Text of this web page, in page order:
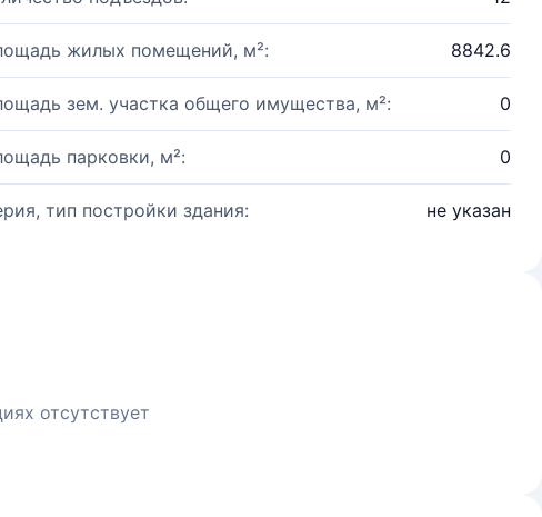
жилых помещений, м²: 8842.6
зем. участка общего имущества, м²: 0
парковки, м²: 0
тип постройки здания: не указан
отсутствует